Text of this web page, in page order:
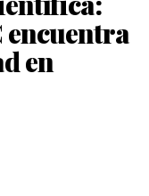
encuentra
en